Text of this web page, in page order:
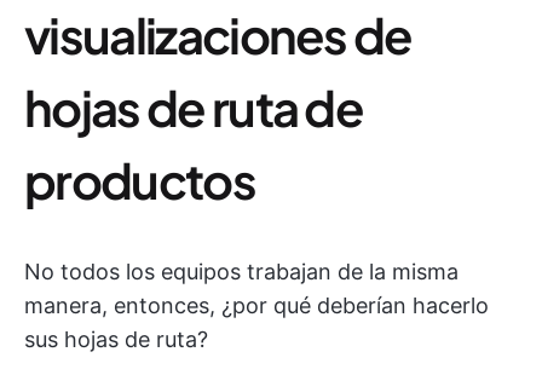
visualizaciones de
hojas de ruta de
productos
No todos los equipos trabajan de la misma
manera, entonces, ¿por qué deberían hacerlo
sus hojas de ruta?